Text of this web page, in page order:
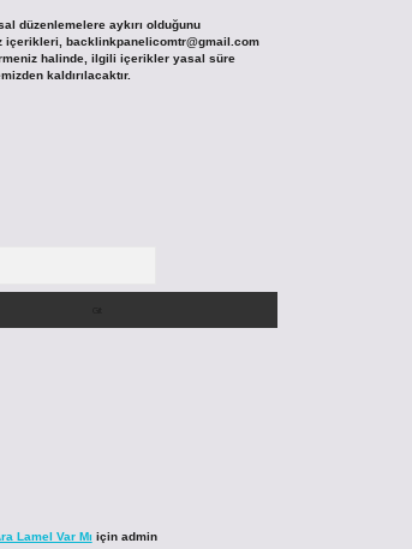
düzenlemelere aykırı olduğunu
içerikleri, backlinkpanelicomtr@gmail.com
halinde, ilgili içerikler yasal süre
kaldırılacaktır.
Lamel Var Mı için admin